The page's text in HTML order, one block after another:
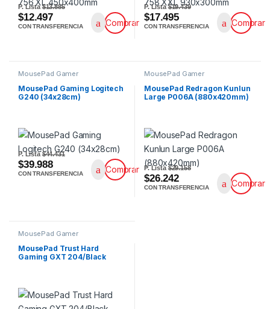
P. Lista$13.885
$12.497
CON TRANSFERENCIA Comprar
P. Lista$19.439
$17.495
CON TRANSFERENCIA Comprar
MousePad Gamer
MousePad Gaming Logitech
G240 (34x28cm)
P. Lista$44.431
$39.988
CON TRANSFERENCIA Comprar
MousePad Gamer
MousePad Redragon Kunlun
Large P006A (880x420mm)
P. Lista$29.158
$26.242
CON TRANSFERENCIA Comprar
MousePad Gamer
MousePad Trust Hard
Gaming GXT 204/Black